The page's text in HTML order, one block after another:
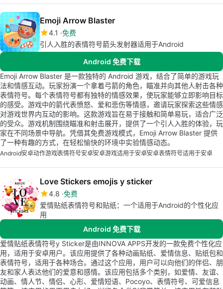
Emoji Arrow Blaster
4.1 免费
引人入胜的表情符号箭头发射器适用于Android
Android 免费下载
Emoji Arrow Blaster 是一款独特的 Android 游戏，结合了简单的游戏玩
法和情感互动。玩家扮演一个拿着弓箭的角色，瞄准并向其他人射击各种
表情符号。每个表情符号都有独特的情感效果，使玩家能够立即影响目标
的感受。游戏中的箭代表愤怒、爱和悲伤等情感，邀请玩家探索这些情感
对游戏世界内互动的影响。这款游戏旨在易于接触和简单易玩，适合广泛
的受众。游戏机制围绕瞄准和射击展开，提供了一个引人入胜的体验，玩
家在不同场景中导航。凭借其免费游戏模式，Emoji Arrow Blaster 提供
了一种有趣的方式，在轻松愉快的环境中实验情感动态。
Android安卓动作游戏表情符号安卓安卓游戏适用于安卓安卓表情符号适用于安卓
Love Stickers emojis y sticker
4.8 免费
爱情贴纸表情符号和贴纸：一个适用于Android的个性化应
用
Android 免费下载
爱情贴纸表情符号y Sticker是由INNOVA APPS开发的一款免费个性化应
用，适用于安卓用户。该应用提供了各种动画贴纸、爱情信息、贴纸包和
表情符号，适用于各种场合。通过这个应用，用户可以向他们的伴侣、朋
友和家人表达他们的爱意和感情。该应用包括多个类别，如爱情、友谊、
动画、情人节、情侣、心形、爱情短语、Pocoyo、表情符号、可爱信息